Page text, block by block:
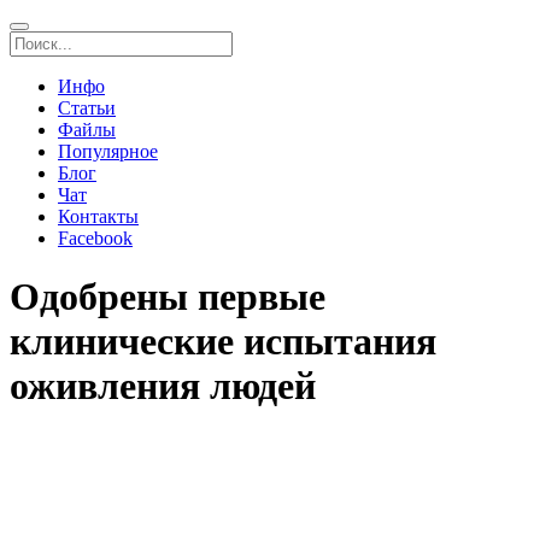
Инфо
Статьи
Файлы
Популярное
Блог
Чат
Контакты
Facebook
Одобрены первые
клинические испытания
оживления людей